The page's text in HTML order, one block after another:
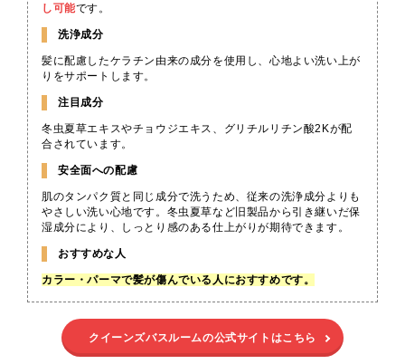
し可能です。
洗浄成分
髪に配慮したケラチン由来の成分を使用し、心地よい洗い上が
りをサポートします。
注目成分
冬虫夏草エキスやチョウジエキス、グリチルリチン酸2Kが配
合されています。
安全面への配慮
肌のタンパク質と同じ成分で洗うため、従来の洗浄成分よりも
やさしい洗い心地です。冬虫夏草など旧製品から引き継いだ保
湿成分により、しっとり感のある仕上がりが期待できます。
おすすめな人
カラー・パーマで髪が傷んでいる人におすすめです。
クイーンズバスルームの公式サイトはこちら